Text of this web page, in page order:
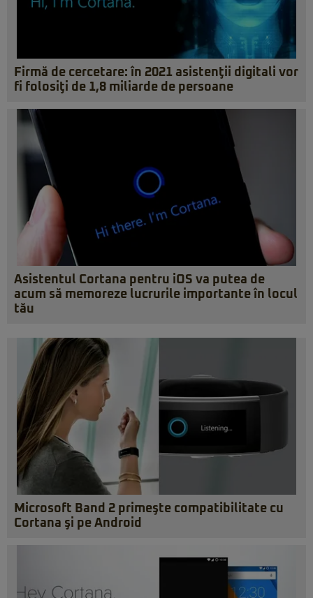
Firmă de cercetare: în 2021 asistenţii digitali vor
fi folosiţi de 1,8 miliarde de persoane
Asistentul Cortana pentru iOS va putea de
acum să memoreze lucrurile importante în locul
tău
Microsoft Band 2 primeşte compatibilitate cu
Cortana şi pe Android